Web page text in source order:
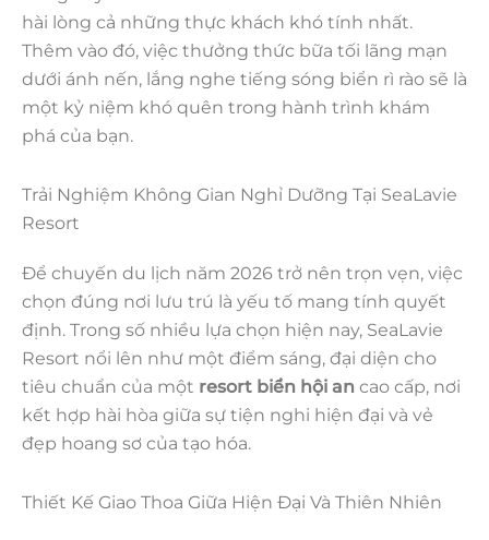
hài lòng cả những thực khách khó tính nhất.
Thêm vào đó, việc thưởng thức bữa tối lãng mạn
dưới ánh nến, lắng nghe tiếng sóng biển rì rào sẽ là
một kỷ niệm khó quên trong hành trình khám
phá của bạn.
Trải Nghiệm Không Gian Nghỉ Dưỡng Tại SeaLavie
Resort
Để chuyến du lịch năm 2026 trở nên trọn vẹn, việc
chọn đúng nơi lưu trú là yếu tố mang tính quyết
định. Trong số nhiều lựa chọn hiện nay, SeaLavie
Resort nổi lên như một điểm sáng, đại diện cho
tiêu chuẩn của một resort biển hội an cao cấp, nơi
kết hợp hài hòa giữa sự tiện nghi hiện đại và vẻ
đẹp hoang sơ của tạo hóa.
Thiết Kế Giao Thoa Giữa Hiện Đại Và Thiên Nhiên